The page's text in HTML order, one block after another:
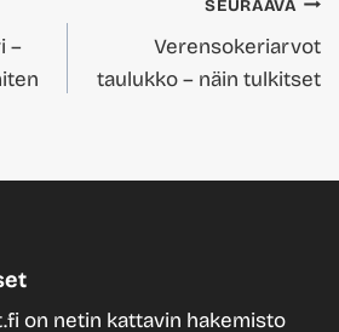
–
SEURAAVA
Verensokeriarvot
taulukko – näin tulkitset
on netin kattavin hakemisto